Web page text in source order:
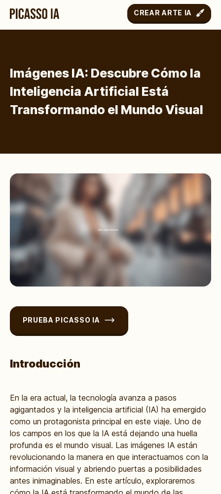
CREAR ARTE IA
Imágenes IA: Descubre Cómo la
Inteligencia Artificial Está
Transformando el Mundo Visual
PRUEBA PICASSO IA
Introducción
En la era actual, la tecnología avanza a pasos
agigantados y la inteligencia artificial (IA) ha emergido
como un protagonista principal en este viaje. Uno de
los campos en los que la IA está dejando una huella
profunda es el mundo visual. Las imágenes IA están
revolucionando la manera en que interactuamos con la
información visual y abriendo puertas a posibilidades
antes inimaginables. En este artículo, exploraremos